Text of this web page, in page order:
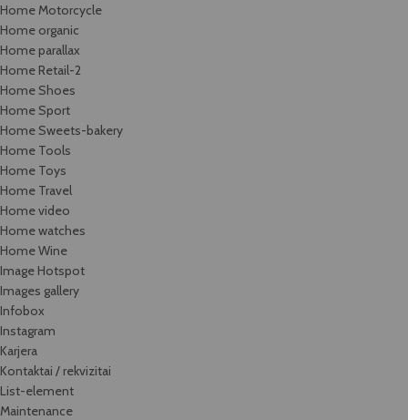
Home Motorcycle
Home organic
Home parallax
Home Retail-2
Home Shoes
Home Sport
Home Sweets-bakery
Home Tools
Home Toys
Home Travel
Home video
Home watches
Home Wine
Image Hotspot
Images gallery
Infobox
Instagram
Karjera
Kontaktai / rekvizitai
List-element
Maintenance